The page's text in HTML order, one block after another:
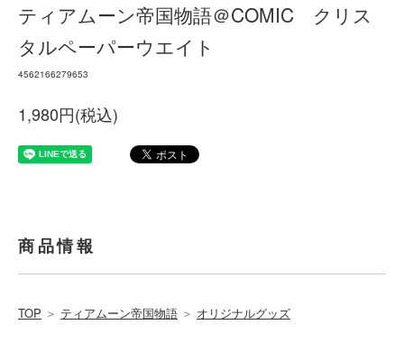
ティアムーン帝国物語＠COMIC クリス
タルペーパーウエイト
4562166279653
1,980円(税込)
商品情報
TOP ＞ ティアムーン帝国物語 ＞ オリジナルグッズ